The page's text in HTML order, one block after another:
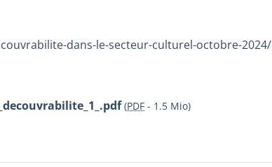
dans-le-secteur-culturel-octobre-2024/
(PDF - 1.5 Mio)